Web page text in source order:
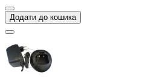
Додати до кошика